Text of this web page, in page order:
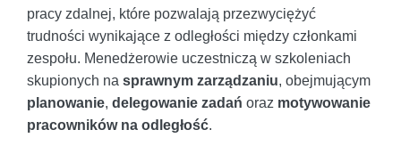
pracy zdalnej, które pozwalają przezwyciężyć
trudności wynikające z odległości między członkami
zespołu. Menedżerowie uczestniczą w szkoleniach
skupionych na sprawnym zarządzaniu, obejmującym
planowanie, delegowanie zadań oraz motywowanie
pracowników na odległość.